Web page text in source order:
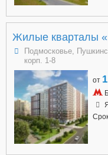
Жилые кварталы
Подмосковье,
корп. 1-8
от